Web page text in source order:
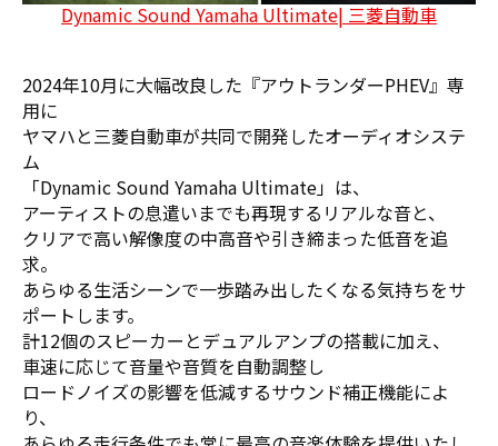
Dynamic Sound Yamaha Ultimate| 三菱自動車
2024年10月に大幅改良した『アウトランダーPHEV』専
用に
ヤマハと三菱自動車が共同で開発したオーディオシステ
ム
「Dynamic Sound Yamaha Ultimate」は、
アーティストの息遣いまでも再現するリアルな音と、
クリアで高い解像度の中高音や引き締まった低音を追
求。
あらゆる生活シーンで一歩踏み出したくなる気持ちをサ
ポートします。
計12個のスピーカーとデュアルアンプの搭載に加え、
車速に応じて音量や音質を自動調整し
ロードノイズの影響を低減するサウンド補正機能によ
り、